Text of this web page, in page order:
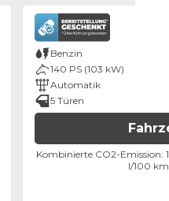
Benzin
140 PS (103 kW)
Automatik
5 Türen
Kombinierte CO2-Emission:
l/100 km,